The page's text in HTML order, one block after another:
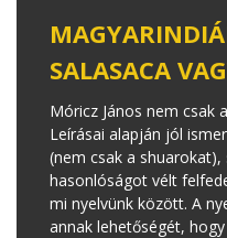
SALASACA
Móricz János nem csak
Leírásai alapján jól
(nem csak a
hasonlóságot vélt
mi nyelvünk között. A
annak lehetőségét,